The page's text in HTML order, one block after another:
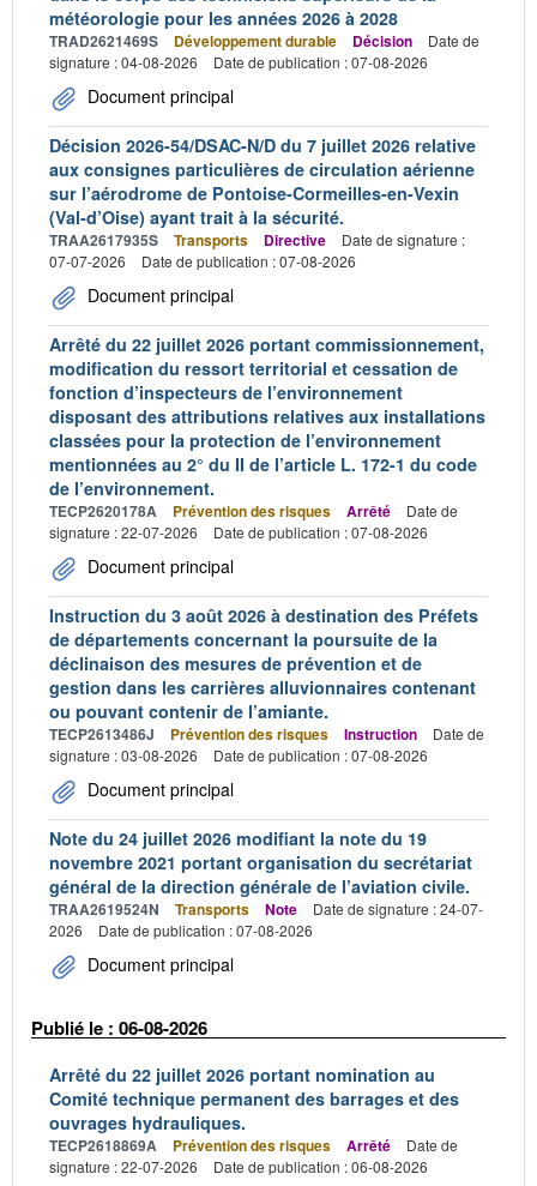
météorologie pour les années 2026 à 2028
TRAD2621469S Développement durable Décision
Date de
signature : 04-08-2026
Date de publication : 07-08-2026
Document principal
Décision 2026-54/DSAC-N/D du 7 juillet 2026 relative
aux consignes particulières de circulation aérienne
sur l’aérodrome de Pontoise-Cormeilles-en-Vexin
(Val-d’Oise) ayant trait à la sécurité.
TRAA2617935S Transports Directive
Date de signature :
07-07-2026
Date de publication : 07-08-2026
Document principal
Arrêté du 22 juillet 2026 portant commissionnement,
modification du ressort territorial et cessation de
fonction d’inspecteurs de l’environnement
disposant des attributions relatives aux installations
classées pour la protection de l’environnement
mentionnées au 2° du II de l’article L. 172-1 du code
de l’environnement.
TECP2620178A Prévention des risques Arrêté
Date de
signature : 22-07-2026
Date de publication : 07-08-2026
Document principal
Instruction du 3 août 2026 à destination des Préfets
de départements concernant la poursuite de la
déclinaison des mesures de prévention et de
gestion dans les carrières alluvionnaires contenant
ou pouvant contenir de l’amiante.
TECP2613486J Prévention des risques Instruction
Date de
signature : 03-08-2026
Date de publication : 07-08-2026
Document principal
Note du 24 juillet 2026 modifiant la note du 19
novembre 2021 portant organisation du secrétariat
général de la direction générale de l’aviation civile.
TRAA2619524N Transports Note
Date de signature : 24-07-
2026
Date de publication : 07-08-2026
Document principal
Publié le : 06-08-2026
Arrêté du 22 juillet 2026 portant nomination au
Comité technique permanent des barrages et des
ouvrages hydrauliques.
TECP2618869A Prévention des risques Arrêté
Date de
signature : 22-07-2026
Date de publication : 06-08-2026